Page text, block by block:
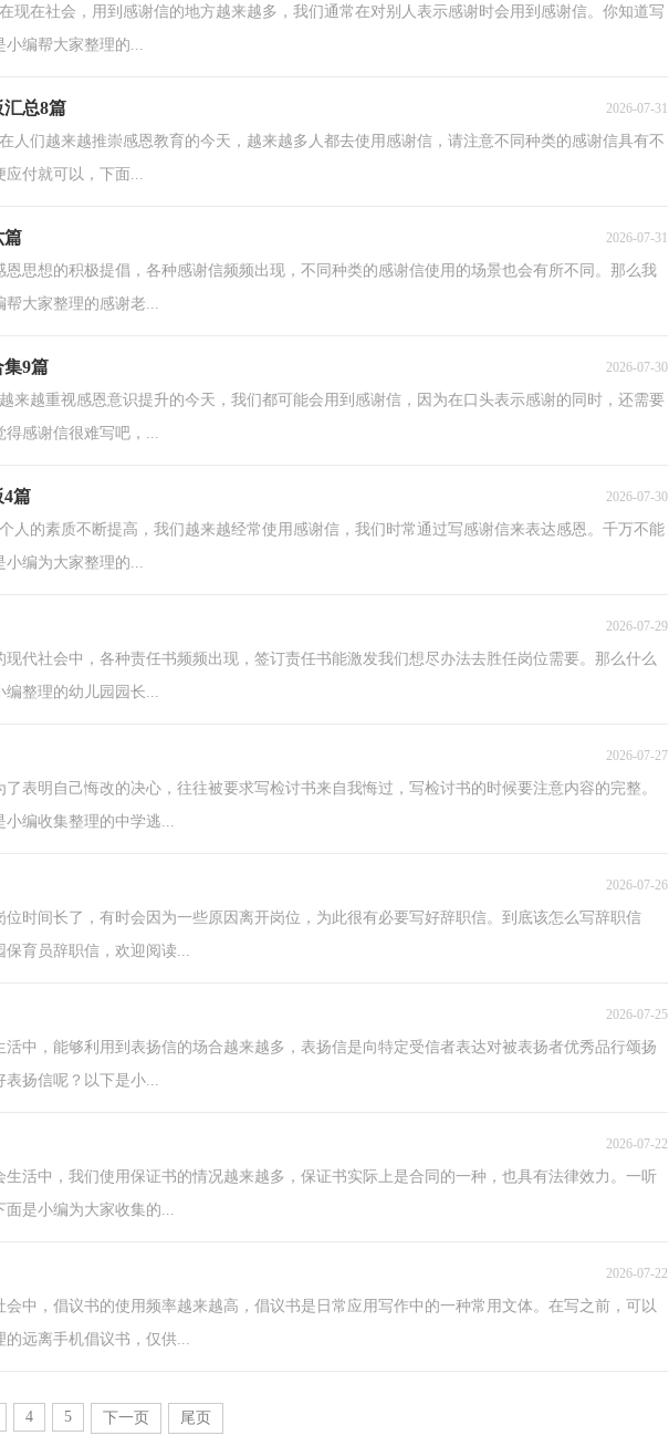
现在社会，用到感谢信的地方越来越多，我们通常在对别人表示感谢时会用到感谢信。你知道写
小编帮大家整理的...
总8篇 2026-07-31
人们越来越推崇感恩教育的今天，越来越多人都去使用感谢信，请注意不同种类的感谢信具有不
应付就可以，下面...
篇 2026-07-31
思想的积极提倡，各种感谢信频频出现，不同种类的感谢信使用的场景也会有所不同。那么我
帮大家整理的感谢老...
9篇 2026-07-30
来越重视感恩意识提升的今天，我们都可能会用到感谢信，因为在口头表示感谢的同时，还需要
得感谢信很难写吧，...
4篇 2026-07-30
人的素质不断提高，我们越来越经常使用感谢信，我们时常通过写感谢信来表达感恩。千万不能
小编为大家整理的...
2026-07-29
代社会中，各种责任书频频出现，签订责任书能激发我们想尽办法去胜任岗位需要。那么什么
编整理的幼儿园园长...
2026-07-27
表明自己悔改的决心，往往被要求写检讨书来自我悔过，写检讨书的时候要注意内容的完整。
编收集整理的中学逃...
2026-07-26
时间长了，有时会因为一些原因离开岗位，为此很有必要写好辞职信。到底该怎么写辞职信
育员辞职信，欢迎阅读...
2026-07-25
中，能够利用到表扬信的场合越来越多，表扬信是向特定受信者表达对被表扬者优秀品行颂扬
表扬信呢？以下是小...
2026-07-22
活中，我们使用保证书的情况越来越多，保证书实际上是合同的一种，也具有法律效力。一听
是小编为大家收集的...
2026-07-22
中，倡议书的使用频率越来越高，倡议书是日常应用写作中的一种常用文体。在写之前，可以
远离手机倡议书，仅供...
4 5 下一页 尾页